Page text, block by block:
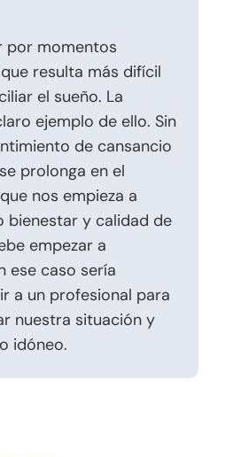
por momentos
resulta más difícil
el sueño. La
ejemplo de ello. Sin
de cansancio
prolonga en el
nos empieza a
bienestar y calidad de
empezar a
ese caso sería
a un profesional para
nuestra situación y
idóneo.